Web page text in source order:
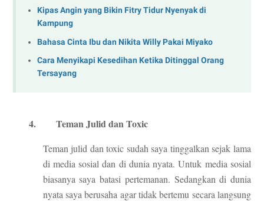
Kipas Angin yang Bikin Fitry Tidur Nyenyak di
Kampung
Bahasa Cinta Ibu dan Nikita Willy Pakai Miyako
Cara Menyikapi Kesedihan Ketika Ditinggal Orang
Tersayang
4. Teman Julid dan Toxic
Teman julid dan toxic sudah saya tinggalkan sejak lama
di media sosial dan di dunia nyata. Untuk media sosial
biasanya saya batasi pertemanan. Sedangkan di dunia
nyata saya berusaha agar tidak bertemu secara langsung